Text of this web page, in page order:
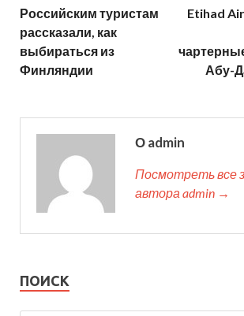
Российским туристам
рассказали, как
выбираться из
Финляндии
Etihad
Абу-
О admin
Посмотреть все
автора admin →
ПОИСК